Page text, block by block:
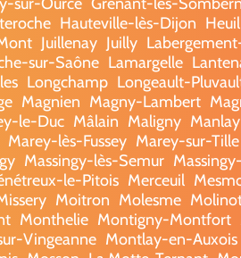
Hauteville-lès-Dijon
Juillenay Juilly
sur-Saône Lamargelle
Longchamp Longeault-
Magnien Magny-Lambert
le-Duc Mâlain Maligny Manlay
Marey-lès-Fussey Marey-sur-Tille
Massingy-lès-Semur
le-Pitois Merceuil
Moitron Molesme
Monthelie Montigny-Montfort
Vingeanne Montlay-en-Auxois